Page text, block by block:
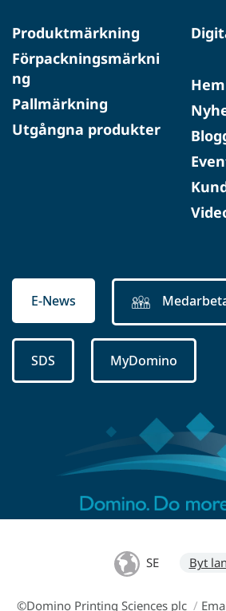
Produktmärkning
Förpackningsmärkni
ng
Pallmärkning
Utgångna produkter
Hem
E-News
SDS MyDomino
SE Byt
©Domino Printing Sciences plc /